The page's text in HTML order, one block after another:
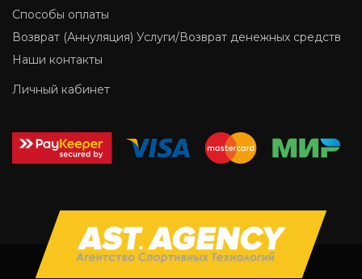
Способы оплаты
Возврат (Аннуляция) Услуги/Возврат денежных средств
Наши контакты
Личный кабинет